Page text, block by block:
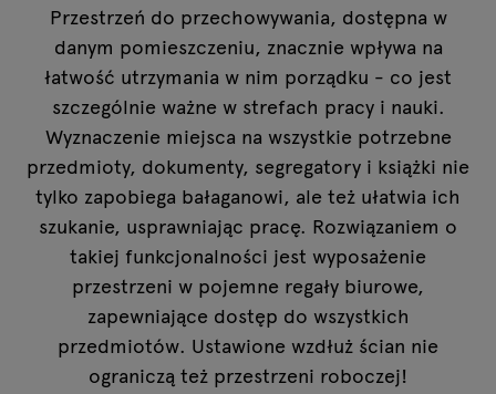
Przestrzeń do przechowywania, dostępna w
danym pomieszczeniu, znacznie wpływa na
łatwość utrzymania w nim porządku - co jest
szczególnie ważne w strefach pracy i nauki.
Wyznaczenie miejsca na wszystkie potrzebne
przedmioty, dokumenty, segregatory i książki nie
tylko zapobiega bałaganowi, ale też ułatwia ich
szukanie, usprawniając pracę. Rozwiązaniem o
takiej funkcjonalności jest wyposażenie
przestrzeni w pojemne regały biurowe,
zapewniające dostęp do wszystkich
przedmiotów. Ustawione wzdłuż ścian nie
ograniczą też przestrzeni roboczej!